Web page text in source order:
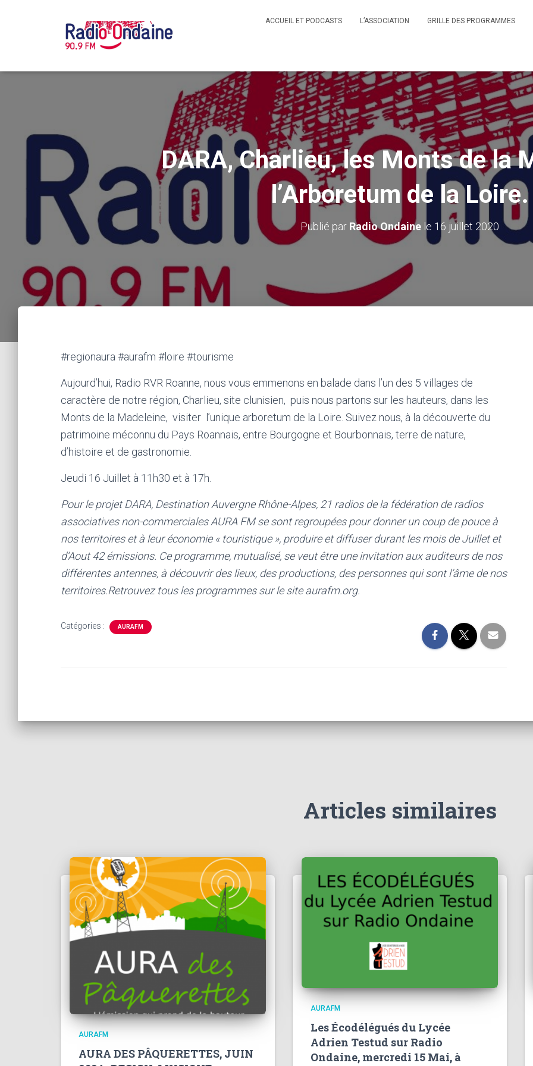
ACCUEIL ET PODCASTS L’ASSOCIATION GRILLE DES PROGRAMMES
DARA, Charlieu, les Monts de la
l’Arboretum de la Loire.
Publié par Radio Ondaine le 16 juillet 2020
#regionaura #aurafm #loire #tourisme
Aujourd’hui, Radio RVR Roanne, nous vous emmenons en balade dans l’un des 5 villages de
caractère de notre région, Charlieu, site clunisien, puis nous partons sur les hauteurs, dans les
Monts de la Madeleine, visiter l’unique arboretum de la Loire. Suivez nous, à la découverte du
patrimoine méconnu du Pays Roannais, entre Bourgogne et Bourbonnais, terre de nature,
d’histoire et de gastronomie.
Jeudi 16 Juillet à 11h30 et à 17h.
Pour le projet DARA, Destination Auvergne Rhône-Alpes, 21 radios de la fédération de radios
associatives non-commerciales AURA FM se sont regroupées pour donner un coup de pouce à
nos territoires et à leur économie « touristique », produire et diffuser durant les mois de Juillet et
d’Aout 42 émissions. Ce programme, mutualisé, se veut être une invitation aux auditeurs de nos
différentes antennes, à découvrir des lieux, des productions, des personnes qui sont l’âme de nos
territoires.Retrouvez tous les programmes sur le site aurafm.org.
Catégories : AURAFM
Articles similaires
AURAFM
AURA DES PÂQUERETTES, JUIN
AURAFM
Les Écodélégués du Lycée
Adrien Testud sur Radio
Ondaine, mercredi 15 Mai, à